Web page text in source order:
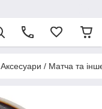
Аксесуари / Матча та